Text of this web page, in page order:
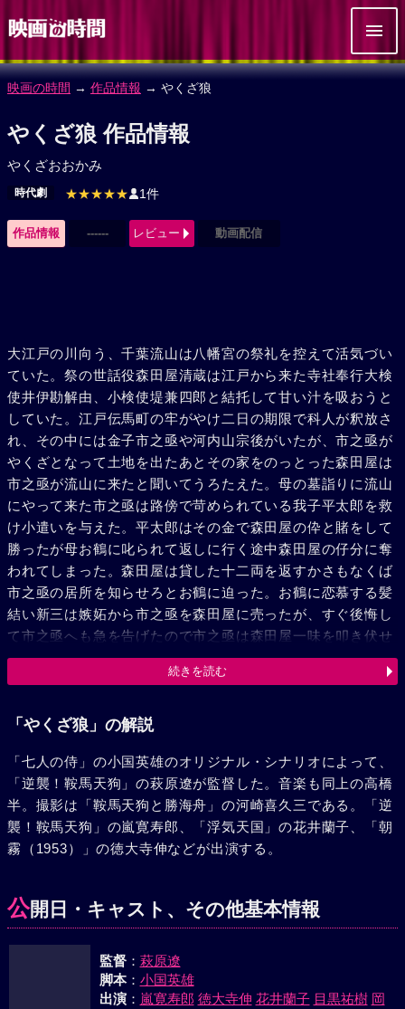
映画の時間 → 作品情報 → やくざ狼
やくざ狼 作品情報
やくざおおかみ
時代劇 ★★★★★ 1件
作品情報 ------ レビュー 動画配信
大江戸の川向う、千葉流山は八幡宮の祭礼を控えて活気づい
ていた。祭の世話役森田屋清蔵は江戸から来た寺社奉行大検
使井伊勘解由、小検使堤兼四郎と結托して甘い汁を吸おうと
していた。江戸伝馬町の牢がやけ二日の期限で科人が釈放さ
れ、その中には金子市之亟や河内山宗後がいたが、市之亟が
やくざとなって土地を出たあとその家をのっとった森田屋は
市之亟が流山に来たと聞いてうろたえた。母の墓詣りに流山
にやって来た市之亟は路傍で苛められている我子平太郎を救
け小遣いを与えた。平太郎はその金で森田屋の伜と賭をして
勝ったが母お鶴に叱られて返しに行く途中森田屋の仔分に奪
われてしまった。森田屋は貸した十二両を返すかさもなくば
市之亟の居所を知らせろとお鶴に迫った。お鶴に恋慕する髪
結い新三は嫉妬から市之亟を森田屋に売ったが、すぐ後悔し
て市之亟へも急を告げたので市之亟は森田屋一味を叩き伏せ
た。土地の妙念寺に、上野東叡山寛永寺別院三従寺住職了海
僧都と称して乗込んで来た河内山宗俊は、大検使の懐中から
に、剣を抜こうか抜くまいかと思案する市之亟は河内山宗俊
田屋一味をやっつけた。そして二人に見送られながら又江戸
に去って行った。
続きを読む
「やくざ狼」の解説
「七人の侍」の小国英雄のオリジナル・シナリオによって、
「逆襲！鞍馬天狗」の萩原遼が監督した。音楽も同上の高橋
半。撮影は「鞍馬天狗と勝海舟」の河崎喜久三である。「逆
襲！鞍馬天狗」の嵐寛寿郎、「浮気天国」の花井蘭子、「朝
霧（1953）」の徳大寺伸などが出演する。
公開日・キャスト、その他基本情報
監督： 萩原遼
脚本： 小国英雄
出演： 嵐寛寿郎 徳大寺伸 花井蘭子 目黒祐樹 岡